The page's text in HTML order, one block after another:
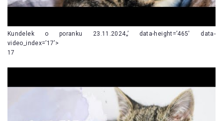
Kundelek o poranku 23.11.2024„’ data-height=’465′ data-
video_index=’17’>
17